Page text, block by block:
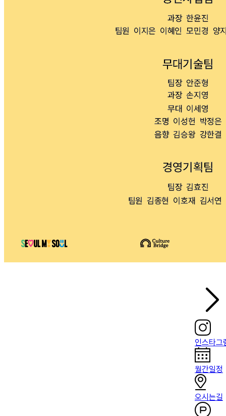
인스타그
월간일정
오시는길